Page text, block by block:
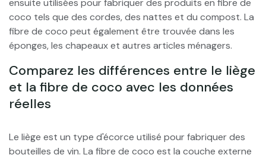
coco tels que des cordes, des nattes et du compost. La
fibre de coco peut également être trouvée dans les
éponges, les chapeaux et autres articles ménagers.
Comparez les différences entre le liège
et la fibre de coco avec les données
réelles
Le liège est un type d'écorce utilisé pour fabriquer des
bouteilles de vin. La fibre de coco est la couche externe